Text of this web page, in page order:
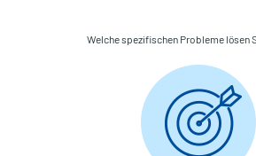
Welche spezifischen Probleme lösen